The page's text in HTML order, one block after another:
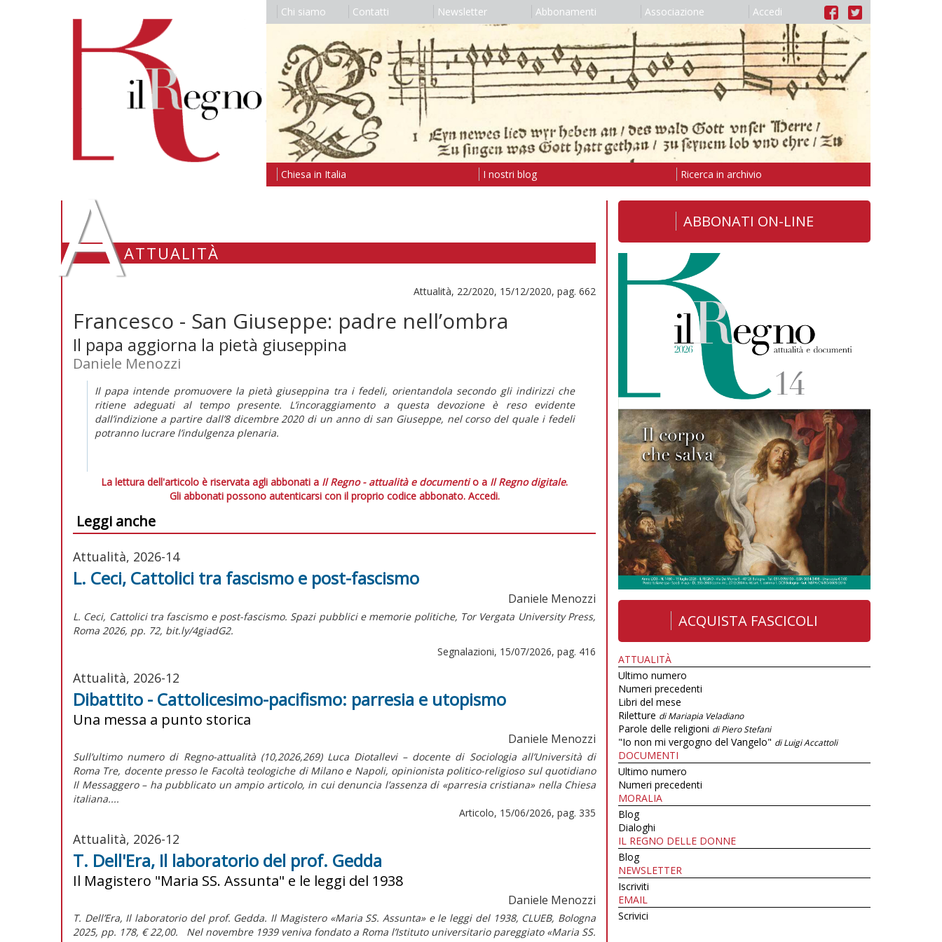
Chi siamo Contatti Newsletter Abbonamenti Associazione Accedi
Chiesa in Italia I nostri blog Ricerca in archivio
AATTUALITÀ
Attualità, 22/2020, 15/12/2020, pag. 662
Francesco - San Giuseppe: padre nell’ombra
Il papa aggiorna la pietà giuseppina
Daniele Menozzi
Il papa intende promuovere la pietà giuseppina tra i fedeli, orientandola secondo gli indirizzi che
ritiene adeguati al tempo presente. L’incoraggiamento a questa devozione è reso evidente
dall’indizione a partire dall’8 dicembre 2020 di un anno di san Giuseppe, nel corso del quale i fedeli
potranno lucrare l’indulgenza plenaria.
La lettura dell'articolo è riservata agli abbonati a Il Regno - attualità e documentio a Il Regno digitale.
Gli abbonati possono autenticarsi con il proprio codice abbonato. Accedi.
Leggi anche
Attualità, 2026-14
L. Ceci, Cattolici tra fascismo e post-fascismo
Daniele Menozzi
L. Ceci, Cattolici tra fascismo e post-fascismo. Spazi pubblici e memorie politiche, Tor Vergata University Press,
Roma 2026, pp. 72, bit.ly/4giadG2.
Segnalazioni, 15/07/2026, pag. 416
Attualità, 2026-12
Dibattito - Cattolicesimo-pacifismo: parresia e utopismo
Una messa a punto storica
Daniele Menozzi
Sull’ultimo numero di Regno-attualità (10,2026,269) Luca Diotallevi – docente di Sociologia all’Università di
Roma Tre, docente presso le Facoltà teologiche di Milano e Napoli, opinionista politico-religioso sul quotidiano
Il Messaggero – ha pubblicato un ampio articolo, in cui denuncia l’assenza di «parresia cristiana» nella Chiesa
italiana....
Articolo, 15/06/2026, pag. 335
Attualità, 2026-12
T. Dell'Era, Il laboratorio del prof. Gedda
Il Magistero "Maria SS. Assunta" e le leggi del 1938
Daniele Menozzi
T. Dell’Era, Il laboratorio del prof. Gedda. Il Magistero «Maria SS. Assunta» e le leggi del 1938, CLUEB, Bologna
2025, pp. 178, € 22,00. Nel novembre 1939 veniva fondato a Roma l’Istituto universitario pareggiato «Maria SS.
ABBONATI ON-LINE
ACQUISTA FASCICOLI
ATTUALITÀ
Ultimo numero
Numeri precedenti
Libri del mese
Riletture di Mariapia Veladiano
Parole delle religioni di Piero Stefani
"Io non mi vergogno del Vangelo" di Luigi Accattoli
DOCUMENTI
Ultimo numero
Numeri precedenti
MORALIA
Blog
Dialoghi
IL REGNO DELLE DONNE
Blog
NEWSLETTER
Iscriviti
EMAIL
Scrivici